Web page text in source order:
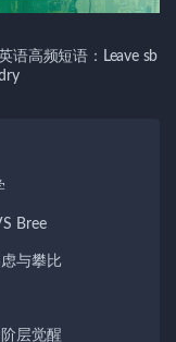
语高频短语：Leave sb
Bree
与攀比
层觉醒